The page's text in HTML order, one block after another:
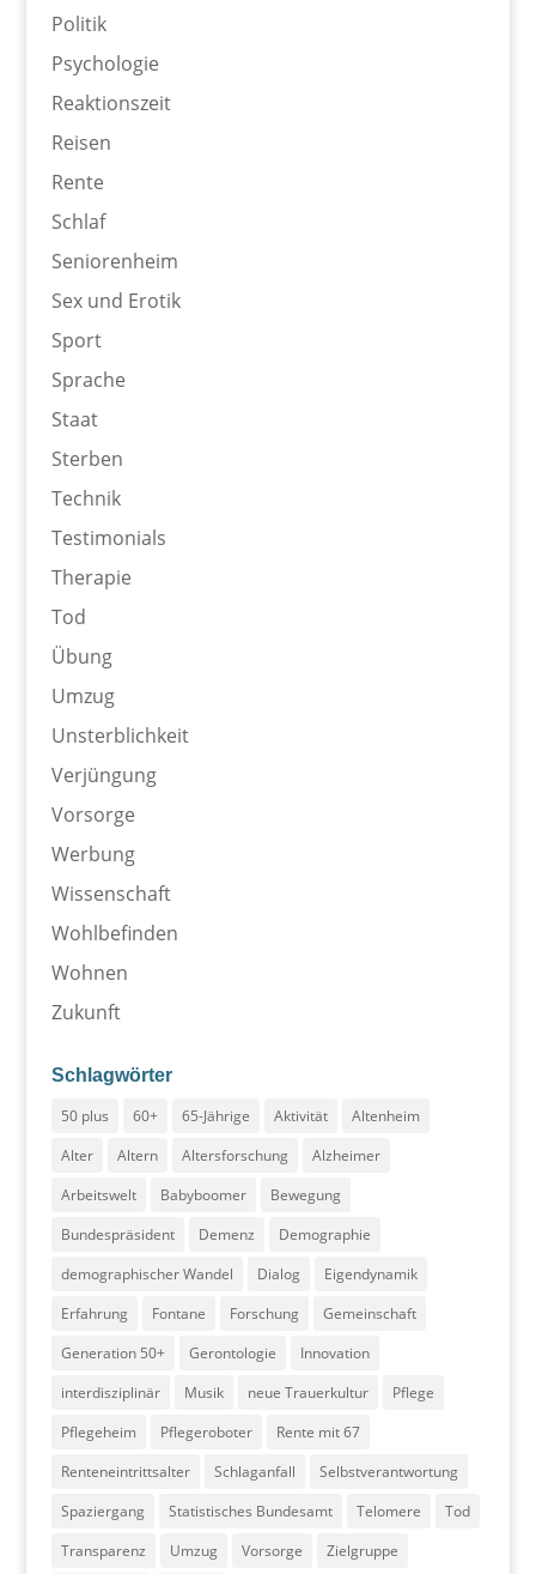
Politik
Psychologie
Reaktionszeit
Reisen
Rente
Schlaf
Seniorenheim
Sex und Erotik
Sport
Sprache
Staat
Sterben
Technik
Testimonials
Therapie
Tod
Übung
Umzug
Unsterblichkeit
Verjüngung
Vorsorge
Werbung
Wissenschaft
Wohlbefinden
Wohnen
Zukunft
Schlagwörter
50 plus
60+ 65-Jährige Aktivität
Altenheim
Alter
Altern Altersforschung
Alzheimer
Arbeitswelt
Babyboomer
Bewegung
Bundespräsident
Demenz
Demographie
demographischer Wandel
Dialog
Eigendynamik
Erfahrung
Fontane Forschung
Gemeinschaft
Generation 50+
Gerontologie
Innovation
interdisziplinär
Musik neue Trauerkultur
Pflege
Pflegeheim
Pflegeroboter
Rente mit 67
Renteneintrittsalter
Schlaganfall
Selbstverantwortung
Spaziergang
Statistisches Bundesamt Telomere
Tod
Transparenz
Umzug Vorsorge Zielgruppe